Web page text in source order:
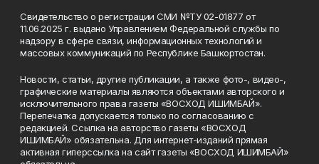
Свидетельство о регистрации СМИ №ТУ 02-01877 от
11.06.2025 г. выдано Управлением Федеральной службы по
надзору в сфере связи, информационных технологий и
массовых коммуникаций по Республике Башкортостан.
Новости, статьи, другие публикации, а также фото-, видео-,
графические материалы являются объектами авторского и
исключительного права газеты «ВОСХОД ИШИМБАЙ».
Перепечатка допускается только по согласованию с
редакцией. Ссылка на авторство газеты «ВОСХОД
ИШИМБАЙ» обязательна. Для интернет-изданий прямая
активная гиперссылка на сайт газеты «ВОСХОД ИШИМБАЙ»